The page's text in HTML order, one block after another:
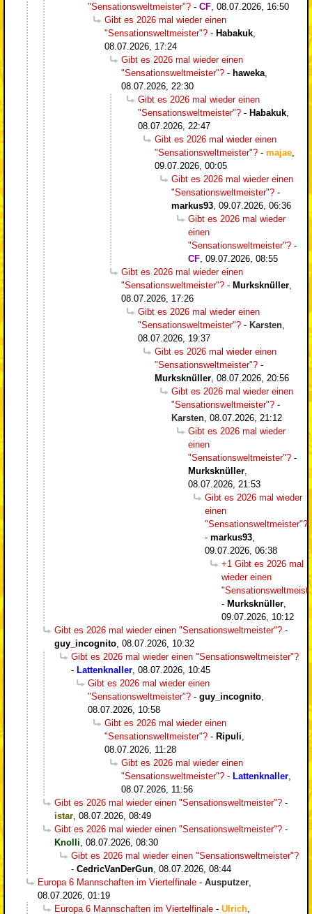
"Sensationsweltmeister"? - CF 08.07.2026, 16:50
Gibt es 2026 mal wieder einen
"Sensationsweltmeister"? - Habakuk
08.07.2026, 17:24
Gibt es 2026 mal wieder einen
"Sensationsweltmeister"? - haweka
08.07.2026, 22:30
Gibt es 2026 mal wieder einen
"Sensationsweltmeister"? - Habakuk
08.07.2026, 22:47
Gibt es 2026 mal wieder einen
"Sensationsweltmeister"? - majae
09.07.2026, 00:05
Gibt es 2026 mal wieder einen
"Sensationsweltmeister"? -
markus93 09.07.2026, 06:36
Gibt es 2026 mal wieder
einen
"Sensationsweltmeister"? -
CF 09.07.2026, 08:55
Gibt es 2026 mal wieder einen
"Sensationsweltmeister"? - Murksknüller
08.07.2026, 17:26
Gibt es 2026 mal wieder einen
"Sensationsweltmeister"? - Karsten
08.07.2026, 19:37
Gibt es 2026 mal wieder einen
"Sensationsweltmeister"? -
Murksknüller 08.07.2026, 20:56
Gibt es 2026 mal wieder einen
"Sensationsweltmeister"? -
Karsten 08.07.2026, 21:12
Gibt es 2026 mal wieder
einen
"Sensationsweltmeister"? -
Murksknüller
08.07.2026, 21:53
Gibt es 2026 mal wieder
einen
"Sensationsweltmeister"?
- markus93
09.07.2026, 06:38
+1 Gibt es 2026 mal
wieder einen
- Murksknüller
09.07.2026, 10:12
Gibt es 2026 mal wieder einen "Sensationsweltmeister"? -
guy_incognito 08.07.2026, 10:32
Gibt es 2026 mal wieder einen "Sensationsweltmeister"?
- Lattenknaller 08.07.2026, 10:45
Gibt es 2026 mal wieder einen
"Sensationsweltmeister"? - guy_incognito
08.07.2026, 10:58
Gibt es 2026 mal wieder einen
"Sensationsweltmeister"? - Ripuli
08.07.2026, 11:28
Gibt es 2026 mal wieder einen
"Sensationsweltmeister"? - Lattenknaller
08.07.2026, 11:56
Gibt es 2026 mal wieder einen "Sensationsweltmeister"? -
istar 08.07.2026, 08:49
Gibt es 2026 mal wieder einen "Sensationsweltmeister"? -
Knolli 08.07.2026, 08:30
Gibt es 2026 mal wieder einen "Sensationsweltmeister"?
- CedricVanDerGun 08.07.2026, 08:44
Europa 6 Mannschaften im Viertelfinale - Ausputzer
08.07.2026, 01:19
Europa 6 Mannschaften im Viertelfinale - Ulrich